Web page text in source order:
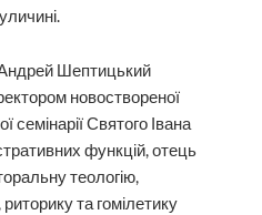
Шептицький
новоствореної
семінарії Святого Івана
функцій, отець
теологію,
та гомілетику